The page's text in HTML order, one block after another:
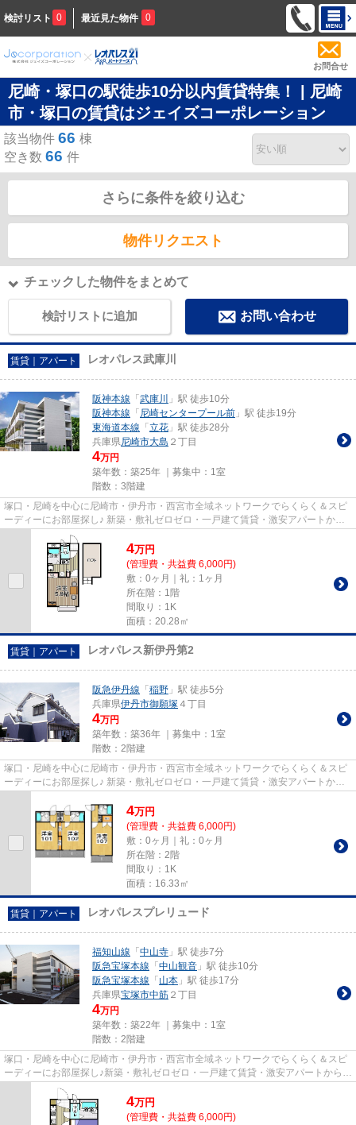
検討リスト 0 最近見た物件 0
お問合せ
尼崎・塚口の駅徒歩10分以内賃貸特集！ | 尼崎
市・塚口の賃貸はジェイズコーポレーション
該当物件 66 棟
空き数 66 件
さらに条件を絞り込む
物件リクエスト
チェックした物件をまとめて
検討リストに追加 お問い合わせ
賃貸｜アパート レオパレス武庫川
阪神本線 「 武庫川
」駅 徒歩10分
阪神本線 「 尼崎センタープール前 」駅 徒歩19分
東海道本線 「 立花 」駅 徒歩28分
兵庫県尼崎市大島 ２丁目
4万円
築年数：築25年 ｜募集中： 1室
階数：3階建
塚口・尼崎を中心に尼崎市・伊丹市・西宮市全域ネットワークでらくらく＆スピ
ーディーにお部屋探し♪ 新築・敷礼ゼロゼロ・一戸建て賃貸・激安アパートから
分譲賃貸マンション、保証人...
4万円
(管理費・共益費 6,000円)
敷：0ヶ月｜礼：1ヶ月
所在階：1階
間取り：1K
面積：20.28㎡
賃貸｜アパート レオパレス新伊丹第2
阪急伊丹線 「 稲野 」駅 徒歩5分
兵庫県伊丹市御願塚 ４丁目
4万円
築年数：築36年 ｜募集中： 1室
階数：2階建
塚口・尼崎を中心に尼崎市・伊丹市・西宮市全域ネットワークでらくらく＆スピ
ーディーにお部屋探し♪ 新築・敷礼ゼロゼロ・一戸建て賃貸・激安アパートから
4万円
(管理費・共益費 6,000円)
敷：0ヶ月｜礼：0ヶ月
所在階：2階
間取り：1K
面積：16.33㎡
賃貸｜アパート レオパレスプレリュード
福知山線 「 中山寺 」駅 徒歩7分
阪急宝塚本線 「 中山観音 」駅 徒歩10分
阪急宝塚本線 「 山本 」駅 徒歩17分
兵庫県宝塚市中筋 ２丁目
4万円
築年数：築22年 ｜募集中： 1室
階数：2階建
塚口・尼崎を中心に尼崎市・伊丹市・西宮市全域ネットワークでらくらく＆スピ
ーディーにお部屋探し♪新築・敷礼ゼロゼロ・一戸建て賃貸・激安アパートから分
譲賃貸マンション、保証人不...
4万円
(管理費・共益費 6,000円)